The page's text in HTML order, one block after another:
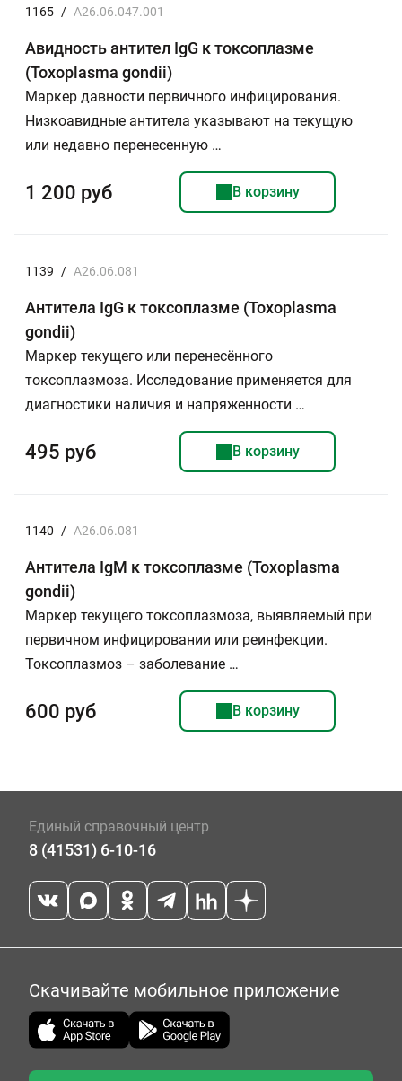
1165 / A26.06.047.001
Авидность антител IgG к токсоплазме
(Toxoplasma gondii)
Маркер давности первичного инфицирования.
Низкоавидные антитела указывают на текущую
или недавно перенесенную …
1 200 руб В корзину
1139 / A26.06.081
Антитела IgG к токсоплазме (Toxoplasma
gondii)
Маркер текущего или перенесённого
токсоплазмоза. Исследование применяется для
диагностики наличия и напряженности …
495 руб В корзину
1140 / A26.06.081
Антитела IgМ к токсоплазме (Toxoplasma
gondii)
Маркер текущего токсоплазмоза, выявляемый при
первичном инфицировании или реинфекции.
Токсоплазмоз – заболевание …
600 руб В корзину
Единый справочный центр
8 (41531) 6-10-16
Скачивайте мобильное приложение